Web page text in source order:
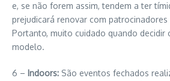
e, se não forem assim, tendem a ter
prejudicará renovar com
Portanto, muito cuidado quando decidir
modelo.
6 – Indoors: São eventos fechados